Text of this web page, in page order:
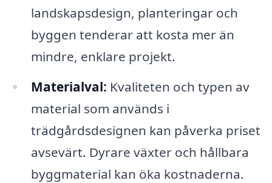
landskapsdesign, planteringar och
byggen tenderar att kosta mer än
mindre, enklare projekt.
Materialval: Kvaliteten och typen av
material som används i
trädgårdsdesignen kan påverka priset
avsevärt. Dyrare växter och hållbara
byggmaterial kan öka kostnaderna.